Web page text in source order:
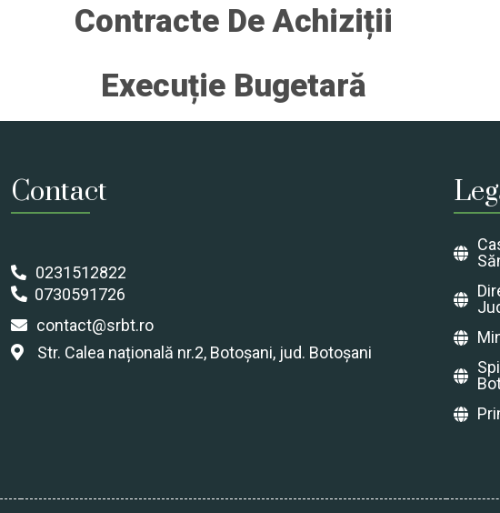
Contracte De Achiziții
Execuție Bugetară
Contact
0231512822
0730591726
contact@srbt.ro
Str. Calea națională nr.2, Botoșani, jud. Botoșani